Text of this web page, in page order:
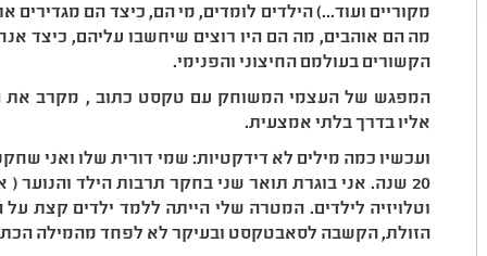
מקוריים ועוד...) הילדים לומדים, מי הם, כיצד הם
מה הם אוהבים, מה הם היו רוצים שיחשבו עליהם, כיצד
הקשורים בעולמם החיצוני והפנימי.
המפגש של העצמי המשוחק עם טקסט כתוב , מקרב את
אליו בדרך בלתי אמצעית.
ועכשיו כמה מילים לא דידקטיות: שמי דורית שלו ואני
20 שנה. אני בוגרת תואר שני בחקר תרבות הילד
וטלויזיה לילדים. המטרה שלי הייתה ללמד ילדים קצת
הזולת, הקשבה לסאבטקסט ובעיקר לא לפחד מהמילה